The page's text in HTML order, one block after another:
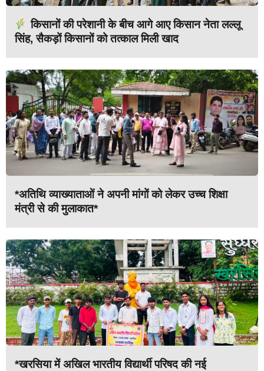
किसानों की परेशानी के बीच आगे आए किसान नेता लल्लू
सिंह, सैकड़ों किसानों को तत्काल मिली खाद
*अतिथि व्याख्याताओं ने अपनी मांगों को लेकर उच्च शिक्षा
मंत्री से की मुलाकात*
*खरसिया में अखिल भारतीय विद्यार्थी परिषद की नई